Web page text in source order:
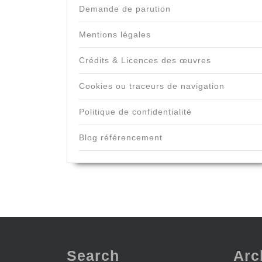
Demande de parution
Mentions légales
Crédits & Licences des œuvres
Cookies ou traceurs de navigation
Politique de confidentialité
Blog référencement
Search